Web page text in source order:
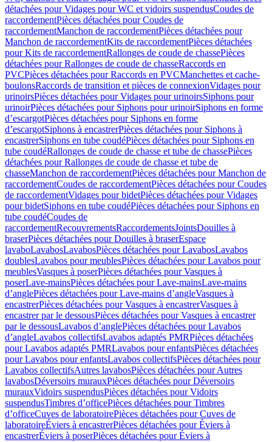
détachées pour Vidages pour WC et vidoirs suspendusCoudes de
raccordementPièces détachées pour Coudes de
raccordementManchon de raccordementPièces détachées pour
Manchon de raccordementKits de raccordementPièces détachées
pour Kits de raccordementRallonges de coude de chassePièces
détachées pour Rallonges de coude de chasseRaccords en
PVCPièces détachées pour Raccords en PVCManchettes et cache-
boulonsRaccords de transition et pièces de connexionVidages pour
urinoirsPièces détachées pour Vidages pour urinoirsSiphons pour
urinoirPièces détachées pour Siphons pour urinoirSiphons en forme
d’escargotPièces détachées pour Siphons en forme
d’escargotSiphons à encastrerPièces détachées pour Siphons à
encastrerSiphons en tube coudéPièces détachées pour Siphons en
tube coudéRallonges de coude de chasse et tube de chassePièces
détachées pour Rallonges de coude de chasse et tube de
chasseManchon de raccordementPièces détachées pour Manchon de
raccordementCoudes de raccordementPièces détachées pour Coudes
de raccordementVidages pour bidetPièces détachées pour Vidages
pour bidetSiphons en tube coudéPièces détachées pour Siphons en
tube coudéCoudes de
raccordementRecouvrementsRaccordementsJointsDouilles à
braserPièces détachées pour Douilles à braserEspace
lavaboLavabosLavabosPièces détachées pour LavabosLavabos
doublesLavabos pour meublesPièces détachées pour Lavabos pour
meublesVasques à poserPièces détachées pour Vasques à
poserLave-mainsPièces détachées pour Lave-mainsLave-mains
d’anglePièces détachées pour Lave-mains d’angleVasques à
encastrerPièces détachées pour Vasques à encastrerVasques à
encastrer par le dessousPièces détachées pour Vasques à encastrer
par le dessousLavabos d’anglePièces détachées pour Lavabos
d’angleLavabos collectifsLavabos adaptés PMRPièces détachées
pour Lavabos adaptés PMRLavabos pour enfantsPièces détachées
pour Lavabos pour enfantsLavabos collectifsPièces détachées pour
Lavabos collectifsAutres lavabosPièces détachées pour Autres
lavabosDéversoirs murauxPièces détachées pour Déversoirs
murauxVidoirs suspendusPièces détachées pour Vidoirs
suspendusTimbres dʼofficePièces détachées pour Timbres
dʼofficeCuves de laboratoirePièces détachées pour Cuves de
laboratoireÉviers à encastrerPièces détachées pour Éviers à
encastrerÉviers à poserPièces détachées pour Éviers à